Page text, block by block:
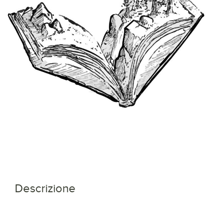
Descrizione